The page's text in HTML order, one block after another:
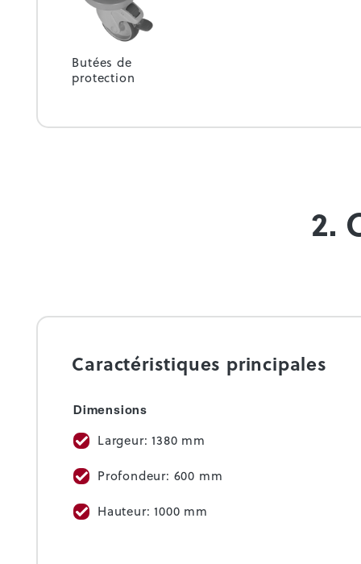
Butées de
protection
2.
Caractéristiques principales
Dimensions
Largeur: 1380 mm
Profondeur: 600 mm
Hauteur: 1000 mm